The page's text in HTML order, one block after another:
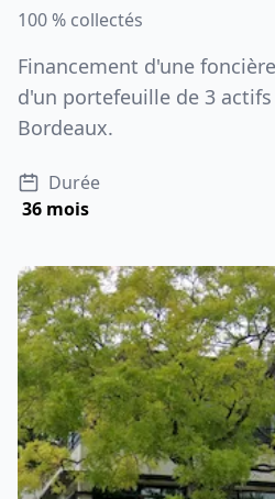
100% collectés
Financement d'une
d'un portefeuille de 3
Bordeaux.
Durée
36 mois